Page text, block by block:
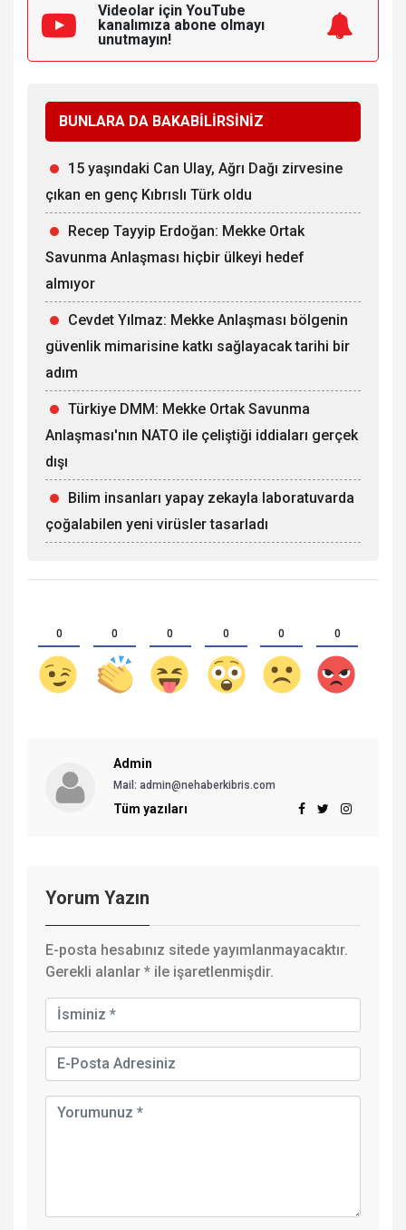
Videolar için YouTube
kanalımıza abone olmayı
unutmayın!
BUNLARA DA BAKABİLİRSİNİZ
15 yaşındaki Can Ulay, Ağrı Dağı zirvesine
çıkan en genç Kıbrıslı Türk oldu
Recep Tayyip Erdoğan: Mekke Ortak
Savunma Anlaşması hiçbir ülkeyi hedef
almıyor
Cevdet Yılmaz: Mekke Anlaşması bölgenin
güvenlik mimarisine katkı sağlayacak tarihi bir
adım
Türkiye DMM: Mekke Ortak Savunma
Anlaşması'nın NATO ile çeliştiği iddiaları gerçek
dışı
Bilim insanları yapay zekayla laboratuvarda
çoğalabilen yeni virüsler tasarladı
0 0 0 0 0 0
Admin
Mail: admin@nehaberkibris.com
Tüm yazıları
Yorum Yazın
E-posta hesabınız sitede yayımlanmayacaktır.
Gerekli alanlar * ile işaretlenmişdir.